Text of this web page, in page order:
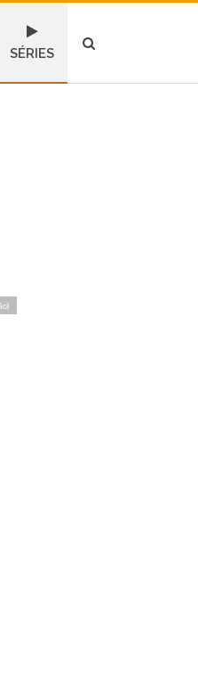
SÉRIES